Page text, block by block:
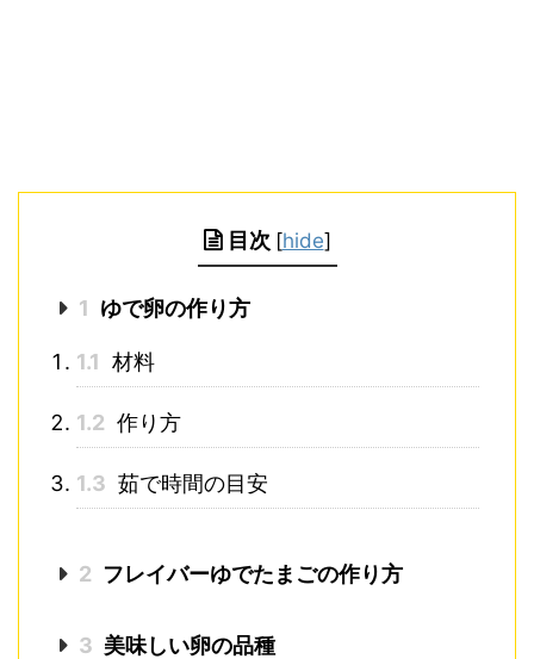
目次 [hide]
1 ゆで卵の作り方
1.1 材料
1.2 作り方
1.3 茹で時間の目安
2 フレイバーゆでたまごの作り方
3 美味しい卵の品種